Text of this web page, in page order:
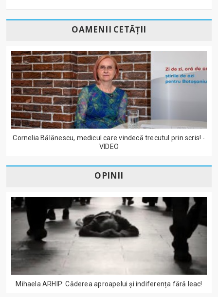
OAMENII CETĂȚII
Cornelia Bălănescu, medicul care vindecă trecutul prin scris! -
VIDEO
OPINII
Mihaela ARHIP: Căderea aproapelui și indiferența fără leac!